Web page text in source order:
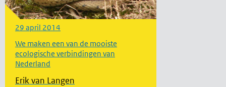
29 april 2014
We maken een van de mooiste
ecologische verbindingen van
Nederland
Erik van Langen